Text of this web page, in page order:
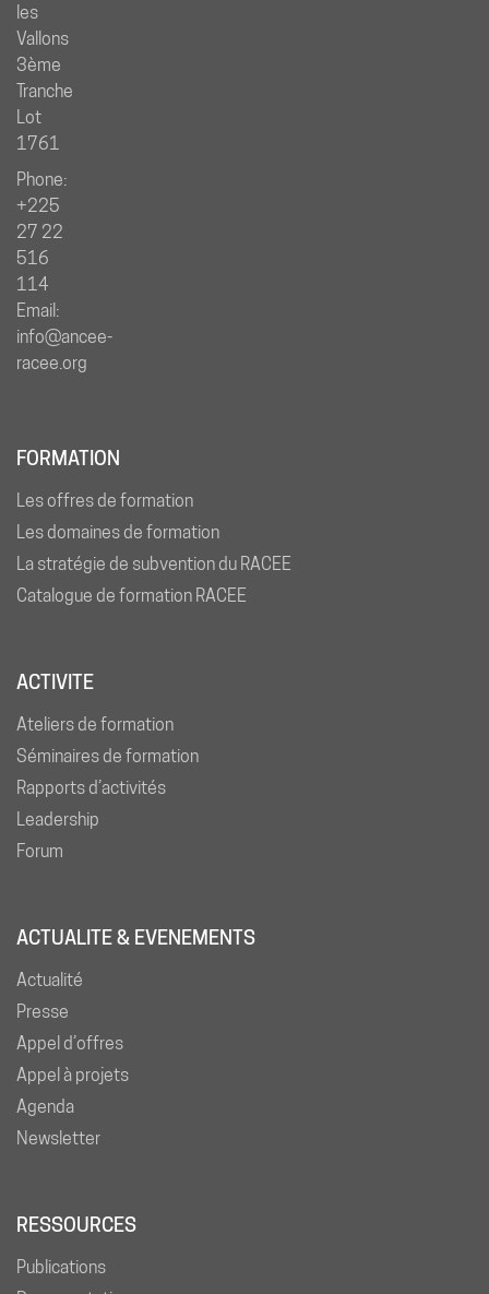
les
Vallons
3ème
Tranche
Lot
1761
Phone:
+225
27 22
516
114
Email:
info@ancee-
racee.org
FORMATION
Les offres de formation
Les domaines de formation
La stratégie de subvention du RACEE
Catalogue de formation RACEE
ACTIVITE
Ateliers de formation
Séminaires de formation
Rapports d’activités
Leadership
Forum
ACTUALITE & EVENEMENTS
Actualité
Presse
Appel d’offres
Appel à projets
Agenda
Newsletter
RESSOURCES
Publications